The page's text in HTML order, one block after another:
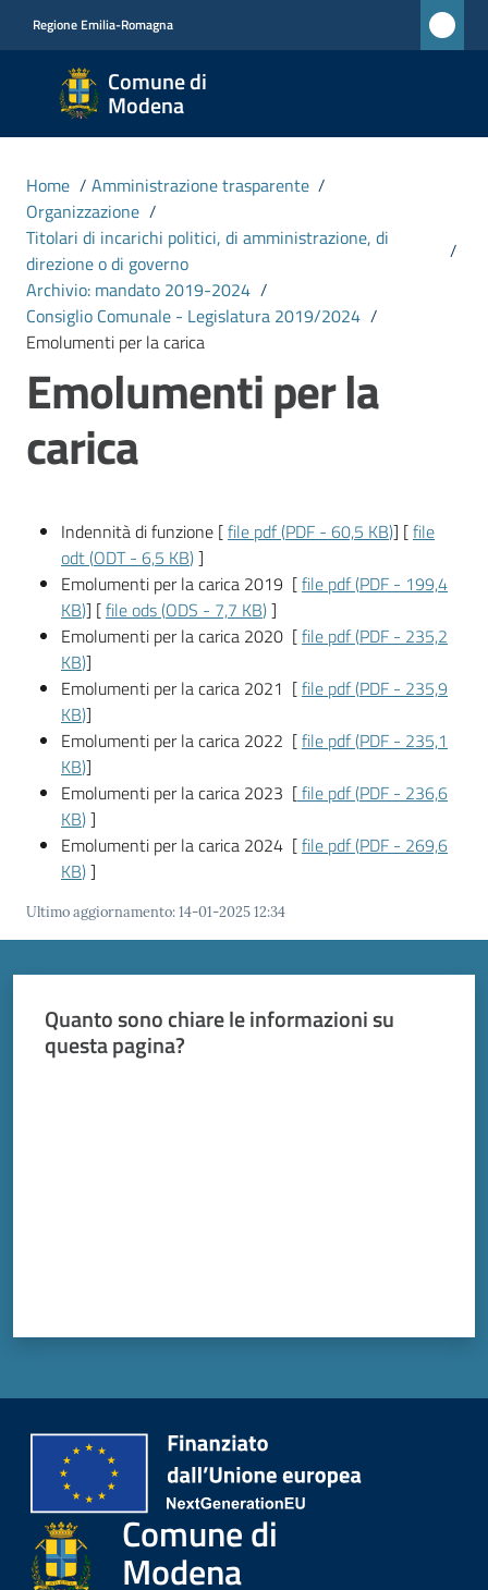
Regione Emilia-Romagna
Comune di
Modena
Comune
di
Modena
CIVICA
MONET
Amministrazione
Menu selezionato
Novità
Argomenti
Seguici
Home / Amministrazione trasparente /
Organizzazione /
Titolari di incarichi politici, di amministrazione, di
direzione o di governo
/
Archivio: mandato 2019-2024 /
Consiglio Comunale - Legislatura 2019/2024 /
Emolumenti per la carica
Emolumenti per la
carica
Indennità di funzione [file pdf(PDF - 60,5 KB)] [file
odt(ODT- 6,5 KB)]
Emolumenti per la carica 2019 [file pdf(PDF - 199,4
KB)] [file ods(ODS - 7,7 KB)]
Emolumenti per la carica 2020 [file pdf(PDF - 235,2
KB)]
Emolumenti per la carica 2021 [file pdf(PDF - 235,9
KB)]
Emolumenti per la carica 2022 [file pdf(PDF - 235,1
KB)]
Emolumenti per la carica 2023 [file pdf(PDF - 236,6
KB)]
Emolumenti per la carica 2024 [file pdf(PDF - 269,6
KB)]
Ultimo aggiornamento:14-01-2025 12:34
Quanto sono chiare le informazioni su
questa pagina?
Comune di
Modena